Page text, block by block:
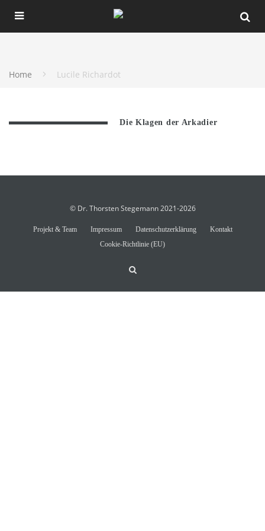
Home Lucile Richardot
Die Klagen der Arkadier
© Dr. Thorsten Stegemann 2021-2026
Projekt & Team Impressum Datenschutzerklärung
Kontakt
Cookie-Richtlinie (EU)